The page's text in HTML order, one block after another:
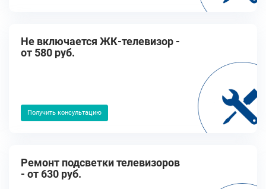
Не включается ЖК-телевизор -
от 580 руб.
Получить консультацию
Ремонт подсветки телевизоров
- от 630 руб.